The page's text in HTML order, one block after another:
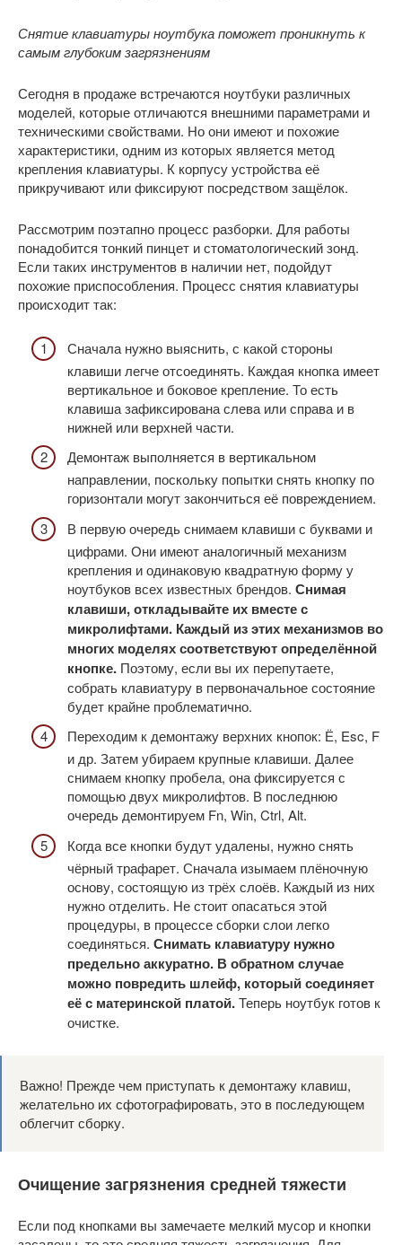
Снятие клавиатуры ноутбука поможет проникнуть к
самым глубоким загрязнениям
Сегодня в продаже встречаются ноутбуки различных
моделей, которые отличаются внешними параметрами и
техническими свойствами. Но они имеют и похожие
характеристики, одним из которых является метод
крепления клавиатуры. К корпусу устройства её
прикручивают или фиксируют посредством защёлок.
Рассмотрим поэтапно процесс разборки. Для работы
понадобится тонкий пинцет и стоматологический зонд.
Если таких инструментов в наличии нет, подойдут
похожие приспособления. Процесс снятия клавиатуры
происходит так:
Сначала нужно выяснить, с какой стороны
клавиши легче отсоединять. Каждая кнопка имеет
вертикальное и боковое крепление. То есть
клавиша зафиксирована слева или справа и в
нижней или верхней части.
Демонтаж выполняется в вертикальном
направлении, поскольку попытки снять кнопку по
горизонтали могут закончиться её повреждением.
В первую очередь снимаем клавиши с буквами и
цифрами. Они имеют аналогичный механизм
крепления и одинаковую квадратную форму у
ноутбуков всех известных брендов. Снимая
клавиши, откладывайте их вместе с
микролифтами. Каждый из этих механизмов во
многих моделях соответствуют определённой
кнопке. Поэтому, если вы их перепутаете,
собрать клавиатуру в первоначальное состояние
будет крайне проблематично.
Переходим к демонтажу верхних кнопок: Ё, Esc, F
и др. Затем убираем крупные клавиши. Далее
снимаем кнопку пробела, она фиксируется с
помощью двух микролифтов. В последнюю
очередь демонтируем Fn, Win, Ctrl, Alt.
Когда все кнопки будут удалены, нужно снять
чёрный трафарет. Сначала изымаем плёночную
основу, состоящую из трёх слоёв. Каждый из них
нужно отделить. Не стоит опасаться этой
процедуры, в процессе сборки слои легко
соединяться. Снимать клавиатуру нужно
предельно аккуратно. В обратном случае
можно повредить шлейф, который соединяет
её с материнской платой.Теперь ноутбук готов к
очистке.
Важно! Прежде чем приступать к демонтажу клавиш,
желательно их сфотографировать, это в последующем
облегчит сборку.
Очищение загрязнения средней тяжести
Если под кнопками вы замечаете мелкий мусор и кнопки